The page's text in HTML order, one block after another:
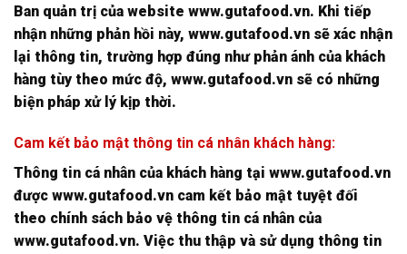
Ban quản trị của website www.gutafood.vn. Khi tiếp
nhận những phản hồi này, www.gutafood.vn sẽ xác nhận
lại thông tin, trường hợp đúng như phản ánh của khách
hàng tùy theo mức độ, www.gutafood.vn sẽ có những
biện pháp xử lý kịp thời.
Cam kết bảo mật thông tin cá nhân khách hàng:
Thông tin cá nhân của khách hàng tại www.gutafood.vn
được www.gutafood.vn cam kết bảo mật tuyệt đối
theo chính sách bảo vệ thông tin cá nhân của
www.gutafood.vn. Việc thu thập và sử dụng thông tin